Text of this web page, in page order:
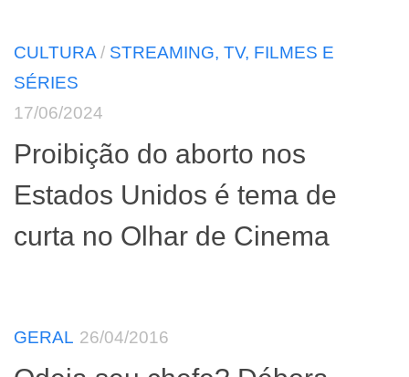
CULTURA/ STREAMING, TV, FILMES E
SÉRIES
17/06/2024
Proibição do aborto nos
Estados Unidos é tema de
curta no Olhar de Cinema
GERAL 26/04/2016